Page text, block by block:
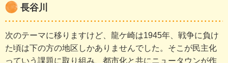
長谷川
次のテーマに移りますけど、龍ケ崎は1945年、戦争に負け
た頃は下の方の地区しかありませんでした。そこが民主化
っていう課題に取り組み、都市化と共にニュータウンが作